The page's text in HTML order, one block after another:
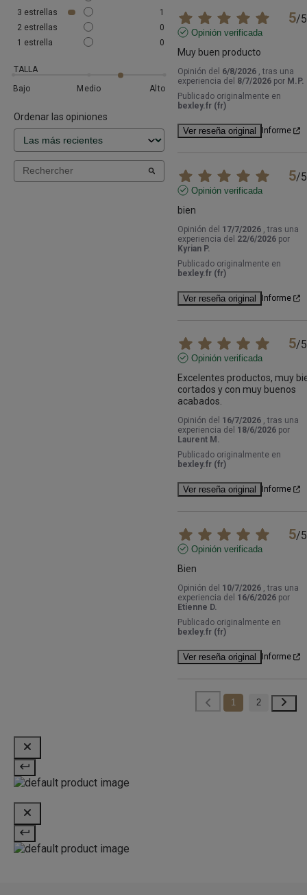
3 estrellas
1
2 estrellas
0
1 estrella 0
TALLA
Bajo
Medio Alto
Ordenar las opiniones
5/5
Opinión verificada
Muy buen producto
Opinión del 6/8/2026
, tras una
experiencia del 8/7/2026 por M.P.
Publicado originalmente en
bexley.fr (fr)
Ver reseña original Informe
5/5
Opinión verificada
bien
Opinión del 17/7/2026
, tras una
experiencia del 22/6/2026 por
Kyrian P.
Publicado originalmente en
bexley.fr (fr)
Ver reseña original Informe
5/5
Opinión verificada
Excelentes productos, muy
cortados y con muy buenos
acabados.
Opinión del 16/7/2026
, tras una
experiencia del 18/6/2026 por
Laurent M.
Publicado originalmente en
bexley.fr (fr)
Ver reseña original Informe
5/5
Opinión verificada
Bien
Opinión del 10/7/2026
, tras una
experiencia del 16/6/2026 por
Etienne D.
Publicado originalmente en
bexley.fr (fr)
Ver reseña original Informe
1 2